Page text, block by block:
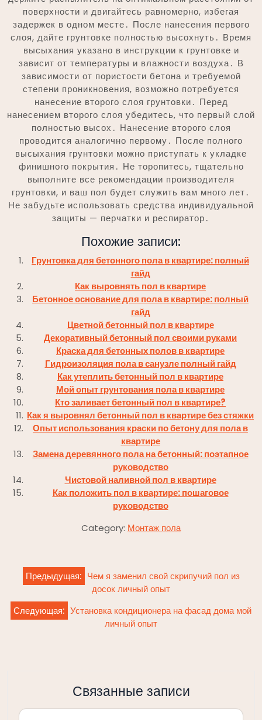
поверхности и двигайтесь равномерно, избегая
задержек в одном месте․ После нанесения первого
слоя, дайте грунтовке полностью высохнуть․ Время
высыхания указано в инструкции к грунтовке и
зависит от температуры и влажности воздуха․ В
зависимости от пористости бетона и требуемой
степени проникновения, возможно потребуется
нанесение второго слоя грунтовки․ Перед
нанесением второго слоя убедитесь, что первый слой
полностью высох․ Нанесение второго слоя
проводится аналогично первому․ После полного
высыхания грунтовки можно приступать к укладке
финишного покрытия․ Не торопитесь, тщательно
выполните все рекомендации производителя
грунтовки, и ваш пол будет служить вам много лет․
Не забудьте использовать средства индивидуальной
защиты — перчатки и респиратор․
Похожие записи:
Грунтовка для бетонного пола в квартире: полный
гайд
Как выровнять пол в квартире
Бетонное основание для пола в квартире: полный
гайд
Цветной бетонный пол в квартире
Декоративный бетонный пол своими руками
Краска для бетонных полов в квартире
Гидроизоляция пола в санузле полный гайд
Как утеплить бетонный пол в квартире
Мой опыт грунтования пола в квартире
Кто заливает бетонный пол в квартире?
Как я выровнял бетонный пол в квартире без стяжки
Опыт использования краски по бетону для пола в
квартире
Замена деревянного пола на бетонный: поэтапное
руководство
Чистовой наливной пол в квартире
Как положить пол в квартире: пошаговое
руководство
Category: Монтаж пола
Навигация
записям
Предыдущая: Чем я заменил свой скрипучий пол из
досок личный опыт
Следующая: Установка кондиционера на фасад дома мой
личный опыт
Связанные записи